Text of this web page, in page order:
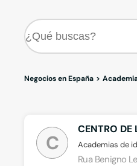
Negocios en España
C
CENTRO DE
Academias de
Rua Benigno